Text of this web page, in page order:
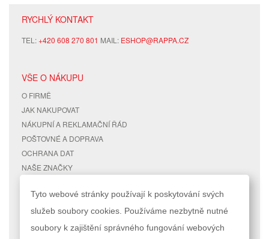
RYCHLÝ KONTAKT
TEL:+420 608 270 801 MAIL: ESHOP@RAPPA.CZ
VŠE O NÁKUPU
O FIRMĚ
JAK NAKUPOVAT
NÁKUPNÍ A REKLAMAČNÍ ŘÁD
POŠTOVNÉ A DOPRAVA
OCHRANA DAT
NAŠE ZNAČKY
RYCHLÉ ODKAZY
MAPA STRÁNEK
ÚČET
MŮJ ÚČET
Tyto webové stránky používají k poskytování svých
služeb soubory cookies. Používáme nezbytně nutné
soubory k zajištění správného fungování webových